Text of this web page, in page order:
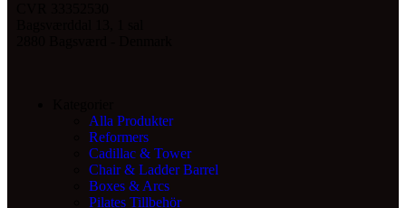
Alla Produkter
Reformers
Cadillac & Tower
Chair & Ladder Barrel
Boxes & Arcs
Pilates Tillbehör